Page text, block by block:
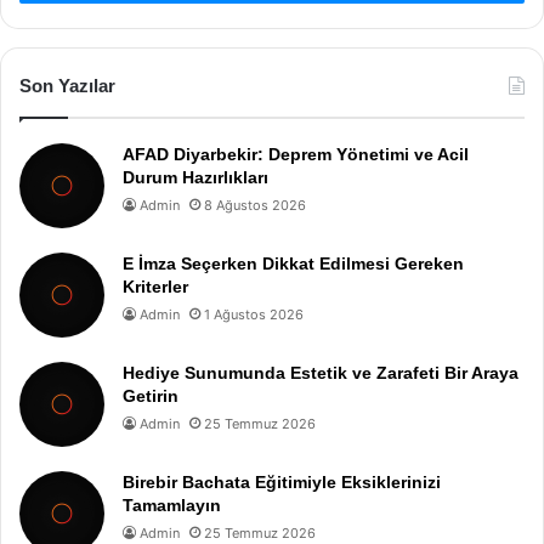
Son Yazılar
AFAD Diyarbekir: Deprem Yönetimi ve Acil
Durum Hazırlıkları
Admin 8 Ağustos 2026
E İmza Seçerken Dikkat Edilmesi Gereken
Kriterler
Admin 1 Ağustos 2026
Hediye Sunumunda Estetik ve Zarafeti Bir Araya
Getirin
Admin 25 Temmuz 2026
Birebir Bachata Eğitimiyle Eksiklerinizi
Tamamlayın
Admin 25 Temmuz 2026